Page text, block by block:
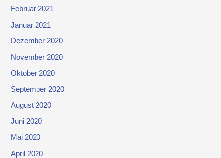
Februar 2021
Januar 2021
Dezember 2020
November 2020
Oktober 2020
September 2020
August 2020
Juni 2020
Mai 2020
April 2020